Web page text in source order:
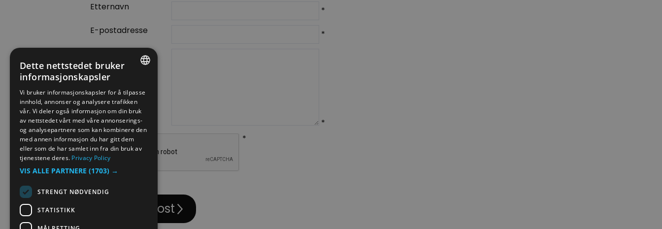
Etternavn
*
E-postadresse
*
*
*
NORWEGIAN
GERMAN
Dette nettstedet bruker
informasjonskapsler
Vi bruker informasjonskapsler for å tilpasse
innhold, annonser og analysere trafikken
vår. Vi deler også informasjon om din bruk
av nettstedet vårt med våre annonserings-
og analysepartnere som kan kombinere den
med annen informasjon du har gitt dem
eller som de har samlet inn fra din bruk av
tjenestene deres. Privacy Policy
VIS ALLE PARTNERE (1703) →
STRENGT NØDVENDIG
STATISTIKK